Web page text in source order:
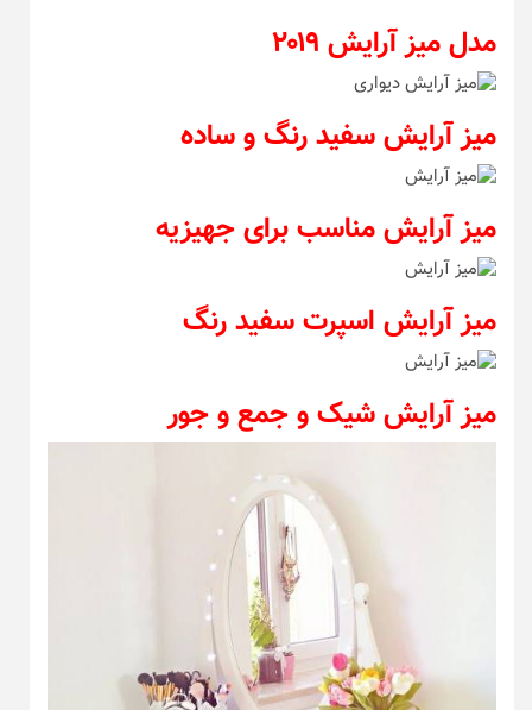
مدل میز آرایش ۲۰۱۹
میز آرایش سفید رنگ و ساده
میز آرایش مناسب برای جهیزیه
میز آرایش اسپرت سفید رنگ
میز آرایش شیک و جمع و جور